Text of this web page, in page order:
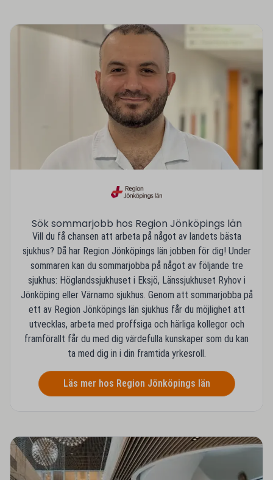
Sök sommarjobb hos Region Jönköpings län
Vill du få chansen att arbeta på något av landets bästa
sjukhus? Då har Region Jönköpings län jobben för dig! Under
sommaren kan du sommarjobba på något av följande tre
sjukhus: Höglandssjukhuset i Eksjö, Länssjukhuset Ryhov i
Jönköping eller Värnamo sjukhus. Genom att sommarjobba på
ett av Region Jönköpings län sjukhus får du möjlighet att
utvecklas, arbeta med proffsiga och härliga kollegor och
framförallt får du med dig värdefulla kunskaper som du kan
ta med dig in i din framtida yrkesroll.
Läs mer hos Region Jönköpings län